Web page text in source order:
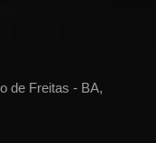
de Freitas - BA,